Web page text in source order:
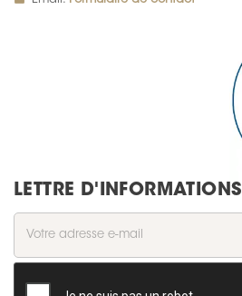
LETTRE D'INFORMATIONS